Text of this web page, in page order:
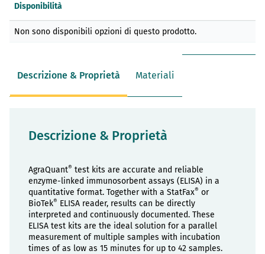
prodotti
Disponibilità
Non sono disponibili opzioni di questo prodotto.
Descrizione & Proprietà Materiali
Descrizione & Proprietà
AgraQuant® test kits are accurate and reliable
enzyme-linked immunosorbent assays (ELISA) in a
quantitative format. Together with a StatFax® or
BioTek® ELISA reader, results can be directly
interpreted and continuously documented. These
ELISA test kits are the ideal solution for a parallel
measurement of multiple samples with incubation
times of as low as 15 minutes for up to 42 samples.